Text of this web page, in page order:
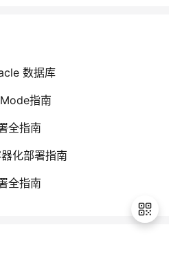
数据库
指南
全指南
化部署指南
全指南